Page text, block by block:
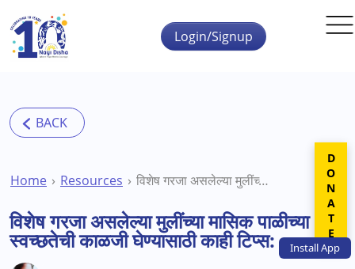
Skip to main content
InstallApp
Login/Signup
Home Resources विशेष गरजा असलेल्या मुलींच्या मासिक पाळीच्या स्वच्छतेची काळजी घेण्यासाठी काही टिप्स:
विशेष गरजा असलेल्या मुलींच्या मासिक पाळीच्या
स्वच्छतेची काळजी घेण्यासाठी काही टिप्स: DONATE